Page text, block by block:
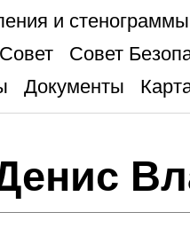
и стенограммы
Совет
Документы